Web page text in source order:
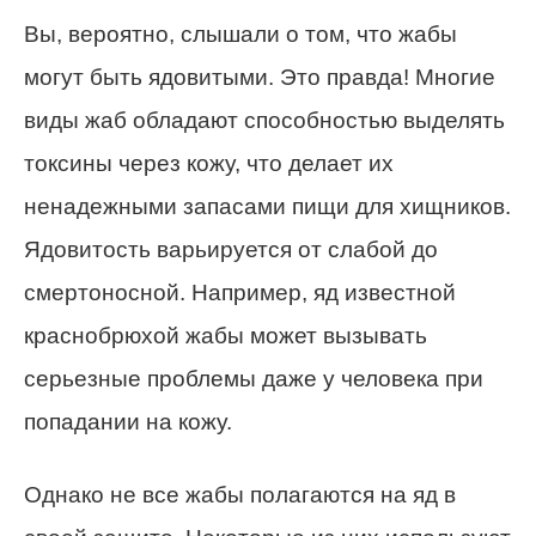
Вы, вероятно, слышали о том, что жабы
могут быть ядовитыми. Это правда! Многие
виды жаб обладают способностью выделять
токсины через кожу, что делает их
ненадежными запасами пищи для хищников.
Ядовитость варьируется от слабой до
смертоносной. Например, яд известной
краснобрюхой жабы может вызывать
серьезные проблемы даже у человека при
попадании на кожу.
Однако не все жабы полагаются на яд в